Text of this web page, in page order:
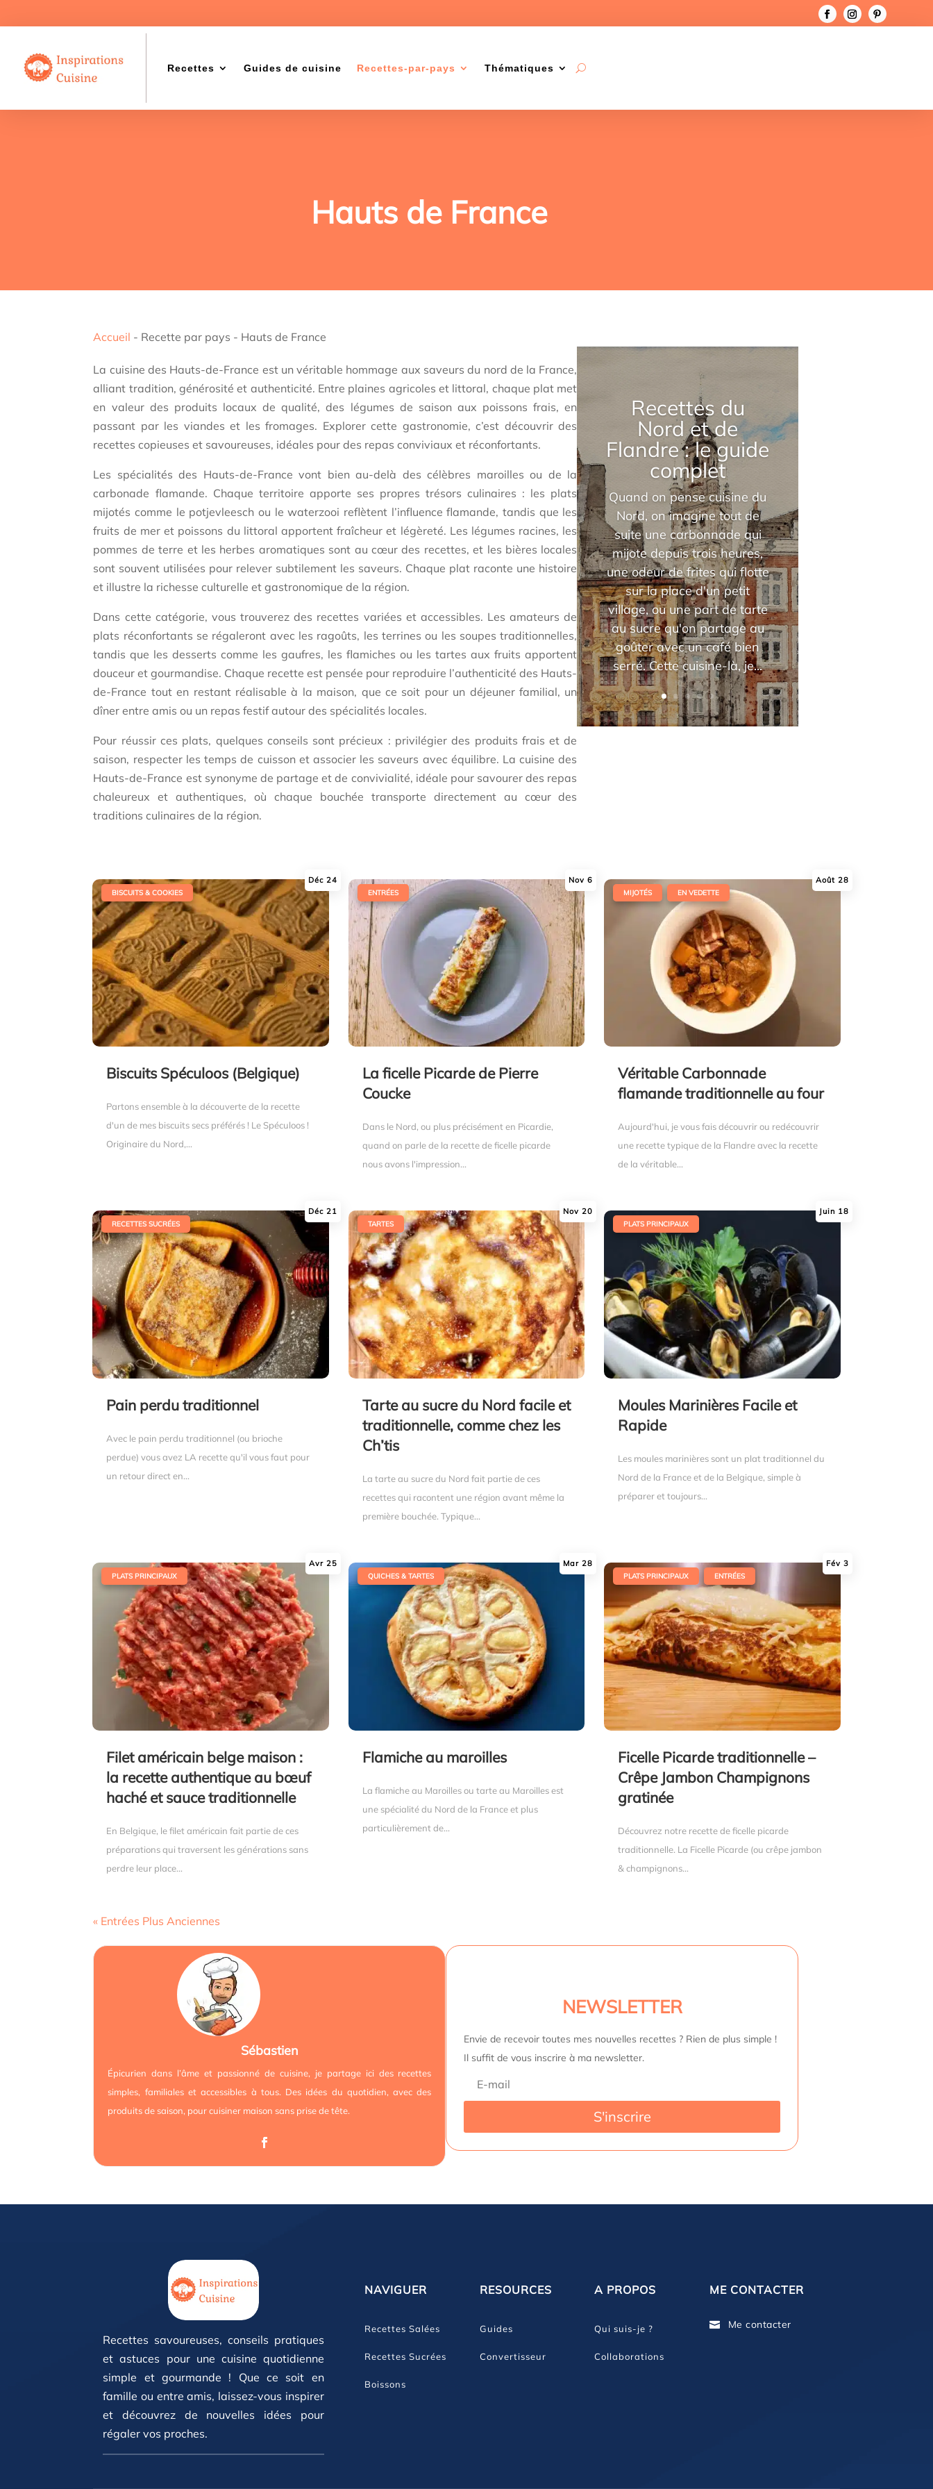
Recettes Guides de cuisine Recettes-par-pays Thématiques
Hauts de France
Accueil - Recette par pays - Hauts de France
La cuisine des Hauts-de-France est un véritable hommage aux saveurs du nord de la France,
alliant tradition, générosité et authenticité. Entre plaines agricoles et littoral, chaque plat met
en valeur des produits locaux de qualité, des légumes de saison aux poissons frais, en
passant par les viandes et les fromages. Explorer cette gastronomie, c’est découvrir des
recettes copieuses et savoureuses, idéales pour des repas conviviaux et réconfortants.
Les spécialités des Hauts-de-France vont bien au-delà des célèbres maroilles ou de la
carbonade flamande. Chaque territoire apporte ses propres trésors culinaires : les plats
mijotés comme le potjevleesch ou le waterzooi reflètent l’influence flamande, tandis que les
fruits de mer et poissons du littoral apportent fraîcheur et légèreté. Les légumes racines, les
pommes de terre et les herbes aromatiques sont au cœur des recettes, et les bières locales
sont souvent utilisées pour relever subtilement les saveurs. Chaque plat raconte une histoire
et illustre la richesse culturelle et gastronomique de la région.
Dans cette catégorie, vous trouverez des recettes variées et accessibles. Les amateurs de
plats réconfortants se régaleront avec les ragoûts, les terrines ou les soupes traditionnelles,
tandis que les desserts comme les gaufres, les flamiches ou les tartes aux fruits apportent
douceur et gourmandise. Chaque recette est pensée pour reproduire l’authenticité des Hauts-
de-France tout en restant réalisable à la maison, que ce soit pour un déjeuner familial, un
dîner entre amis ou un repas festif autour des spécialités locales.
Pour réussir ces plats, quelques conseils sont précieux : privilégier des produits frais et de
saison, respecter les temps de cuisson et associer les saveurs avec équilibre. La cuisine des
Hauts-de-France est synonyme de partage et de convivialité, idéale pour savourer des repas
chaleureux et authentiques, où chaque bouchée transporte directement au cœur des
traditions culinaires de la région.
Recettes du
Nord et de
Flandre : le guide
complet
Quand on pense cuisine du
Nord, on imagine tout de
suite une carbonnade qui
mijote depuis trois heures,
une odeur de frites qui flotte
sur la place d'un petit
village, ou une part de tarte
au sucre qu'on partage au
goûter avec un café bien
serré. Cette cuisine-là, je...
Biscuits Spéculoos (Belgique)
Déc 24
BISCUITS & COOKIES
Partons ensemble à la découverte de la recette
d'un de mes biscuits secs préférés ! Le Spéculoos !
Originaire du Nord,...
La ficelle Picarde de Pierre
Coucke
Nov 6
ENTRÉES
Dans le Nord, ou plus précisément en Picardie,
quand on parle de la recette de ficelle picarde
nous avons l'impression...
Véritable Carbonnade
flamande traditionnelle au four
Août 28
MIJOTÉS EN VEDETTE
Aujourd'hui, je vous fais découvrir ou redécouvrir
une recette typique de la Flandre avec la recette
de la véritable...
Pain perdu traditionnel
Déc 21
RECETTES SUCRÉES
Avec le pain perdu traditionnel (ou brioche
perdue) vous avez LA recette qu'il vous faut pour
un retour direct en...
Tarte au sucre du Nord facile et
traditionnelle, comme chez les
Ch’tis
Nov 20
TARTES
La tarte au sucre du Nord fait partie de ces
recettes qui racontent une région avant même la
première bouchée. Typique...
Moules Marinières Facile et
Rapide
Juin 18
PLATS PRINCIPAUX
Les moules marinières sont un plat traditionnel du
Nord de la France et de la Belgique, simple à
préparer et toujours...
Filet américain belge maison :
la recette authentique au bœuf
haché et sauce traditionnelle
Avr 25
PLATS PRINCIPAUX
En Belgique, le filet américain fait partie de ces
préparations qui traversent les générations sans
perdre leur place...
Flamiche au maroilles
Mar 28
QUICHES & TARTES
La flamiche au Maroilles ou tarte au Maroilles est
une spécialité du Nord de la France et plus
particulièrement de...
Ficelle Picarde traditionnelle –
Crêpe Jambon Champignons
gratinée
Fév 3
PLATS PRINCIPAUX ENTRÉES
Découvrez notre recette de ficelle picarde
traditionnelle. La Ficelle Picarde (ou crêpe jambon
& champignons...
« Entrées Plus Anciennes
Sébastien
Épicurien dans l’âme et passionné de cuisine, je partage ici des recettes
simples, familiales et accessibles à tous. Des idées du quotidien, avec des
produits de saison, pour cuisiner maison sans prise de tête.
NEWSLETTER
Envie de recevoir toutes mes nouvelles recettes ? Rien de plus simple !
Il suffit de vous inscrire à ma newsletter.
S'inscrire
Recettes savoureuses, conseils pratiques
et astuces pour une cuisine quotidienne
simple et gourmande ! Que ce soit en
famille ou entre amis, laissez-vous inspirer
et découvrez de nouvelles idées pour
régaler vos proches.
NAVIGUER
Recettes Salées
Recettes Sucrées
Boissons
RESOURCES
Guides
Convertisseur
A PROPOS
Qui suis-je ?
Collaborations
ME CONTACTER
 Me contacter